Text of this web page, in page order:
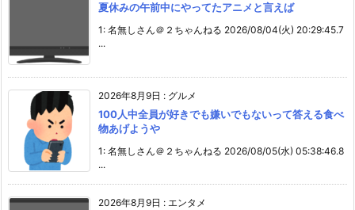
夏休みの午前中にやってたアニメと言えば
1: 名無しさん＠２ちゃんねる 2026/08/04(火) 20:29:45.7
...
2026年8月9日 : グルメ
100人中全員が好きでも嫌いでもないって答える食べ
物あげようや
1: 名無しさん＠２ちゃんねる 2026/08/05(水) 05:38:46.8
...
2026年8月9日 : エンタメ